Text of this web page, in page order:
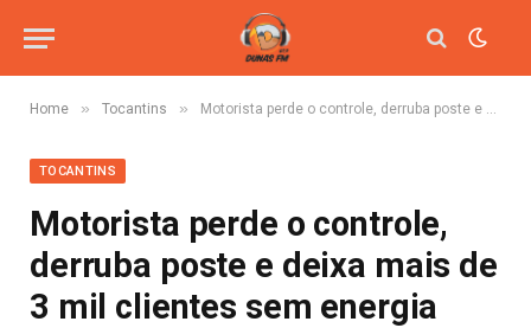
Home » Tocantins » Motorista perde o controle, derruba poste e deixa mais de 3 mil clientes sem energia
TOCANTINS
Motorista perde o controle,
derruba poste e deixa mais de
3 mil clientes sem energia